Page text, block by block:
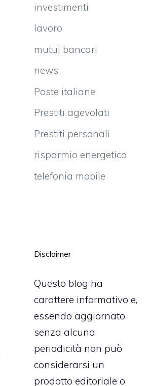
investimenti
lavoro
mutui bancari
news
Poste italiane
Prestiti agevolati
Prestiti personali
risparmio energetico
telefonia mobile
Disclaimer
Questo blog ha
carattere informativo e,
essendo aggiornato
senza alcuna
periodicità non può
considerarsi un
prodotto editoriale o